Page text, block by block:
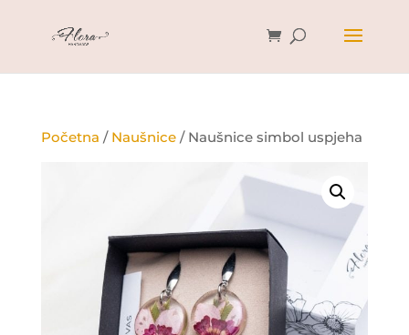
Početna / Naušnice/ Naušnice simbol uspjeha